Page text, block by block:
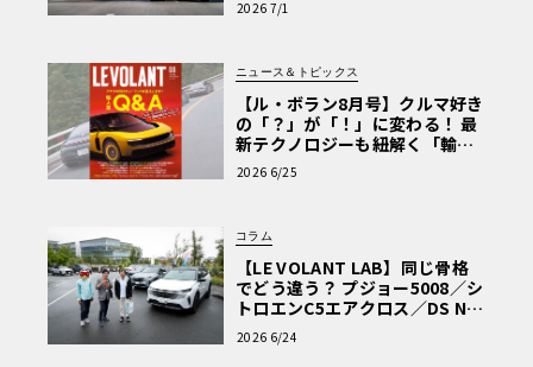
2026 7/1
ニュース＆トピックス
【ル・ボラン8月号】クルマ好き
の「？」が「！」に変わる！ 最
新テクノロジーも紐解く「輸入
車Q&A」
2026 6/25
コラム
【LE VOLANT LAB】同じ骨格
でどう違う？ プジョー5008／シ
トロエンC5エアクロス／DS Nº4
読者一気乗りレポート
2026 6/24